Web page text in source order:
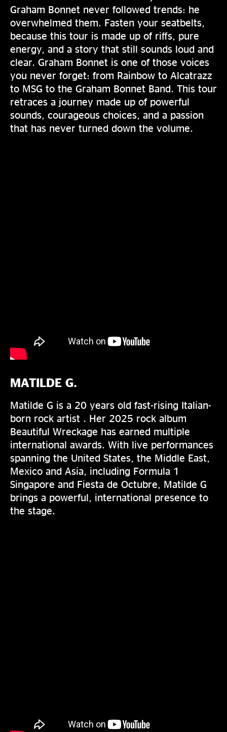
Graham Bonnet never followed trends: he
overwhelmed them. Fasten your seatbelts,
because this tour is made up of riffs, pure
energy, and a story that still sounds loud and
clear. Graham Bonnet is one of those voices
you never forget: from Rainbow to Alcatrazz
to MSG to the Graham Bonnet Band. This tour
retraces a journey made up of powerful
sounds, courageous choices, and a passion
that has never turned down the volume.
MATILDE G.
Matilde G is a 20 years old fast-rising Italian-
born rock artist . Her 2025 rock album
Beautiful Wreckage has earned multiple
international awards. With live performances
spanning the United States, the Middle East,
Mexico and Asia, including Formula 1
Singapore and Fiesta de Octubre, Matilde G
brings a powerful, international presence to
the stage.